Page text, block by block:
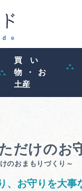
買い
物・お
土産
だけのお
のおまもりづくり～
、お守りを大事